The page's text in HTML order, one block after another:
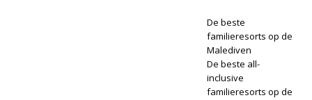
De beste
familieresorts op de
Malediven
De beste all-
inclusive
familieresorts op de